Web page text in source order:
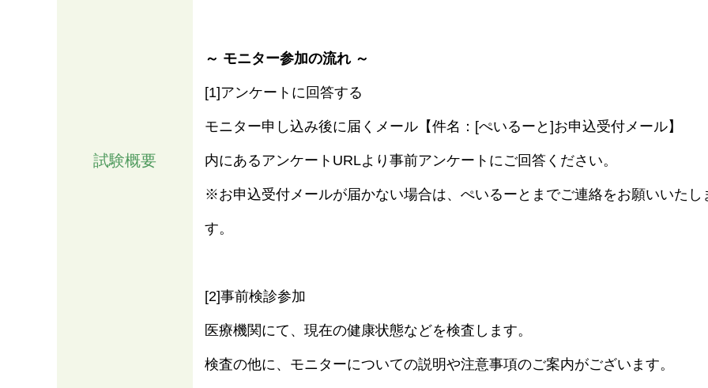
試験概要
～ モニター参加の流れ ～
[1]アンケートに回答する
モニター申し込み後に届くメール【件名：[ぺいるーと]お申込受付メール】
内にあるアンケートURLより事前アンケートにご回答ください。
※お申込受付メールが届かない場合は、ぺいるーとまでご連絡をお願いいたし
す。
[2]事前検診参加
医療機関にて、現在の健康状態などを検査します。
検査の他に、モニターについての説明や注意事項のご案内がございます。